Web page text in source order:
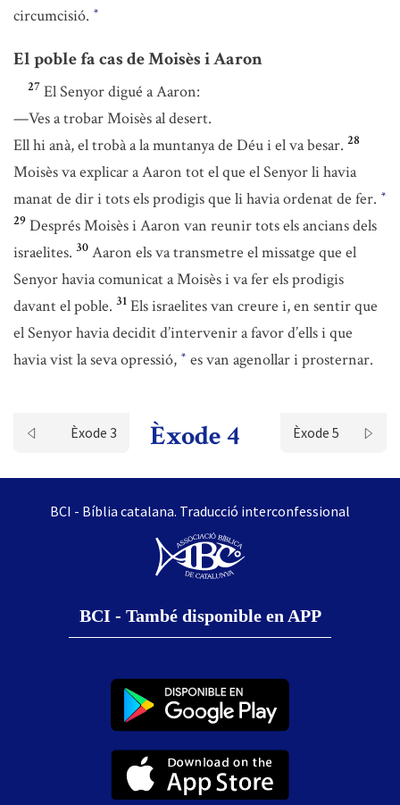
circumcisió. *
El poble fa cas de Moisès i Aaron
27 El Senyor digué a Aaron:
—Ves a trobar Moisès al desert.
Ell hi anà, el trobà a la muntanya de Déu i el va besar. 28
Moisès va explicar a Aaron tot el que el Senyor li havia
manat de dir i tots els prodigis que li havia ordenat de fer. *
29 Després Moisès i Aaron van reunir tots els ancians dels
israelites. 30 Aaron els va transmetre el missatge que el
Senyor havia comunicat a Moisès i va fer els prodigis
davant el poble. 31 Els israelites van creure i, en sentir que
el Senyor havia decidit d’intervenir a favor d’ells i que
havia vist la seva opressió, * es van agenollar i prosternar.
Èxode 3 Èxode 4 Èxode 5
BCI - Bíblia catalana. Traducció interconfessional
BCI - També disponible en APP